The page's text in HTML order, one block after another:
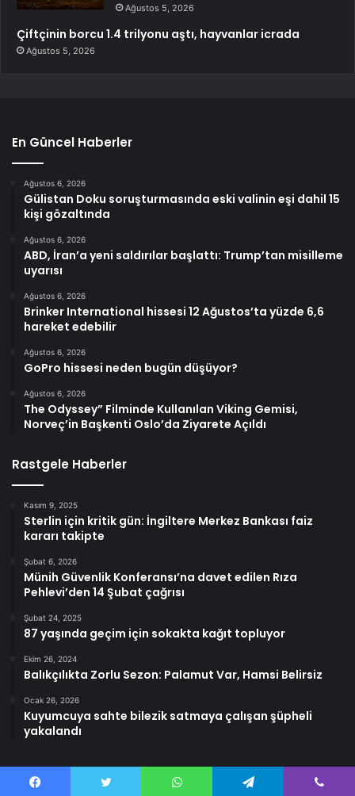
Ağustos 5, 2026
Çiftçinin borcu 1.4 trilyonu aştı, hayvanlar icrada
Ağustos 5, 2026
En Güncel Haberler
Ağustos 6, 2026
Gülistan Doku soruşturmasında eski valinin eşi dahil 15
kişi gözaltında
Ağustos 6, 2026
ABD, İran’a yeni saldırılar başlattı: Trump’tan misilleme
uyarısı
Ağustos 6, 2026
Brinker International hissesi 12 Ağustos’ta yüzde 6,6
hareket edebilir
Ağustos 6, 2026
GoPro hissesi neden bugün düşüyor?
Ağustos 6, 2026
The Odyssey” Filminde Kullanılan Viking Gemisi,
Norveç’in Başkenti Oslo’da Ziyarete Açıldı
Rastgele Haberler
Kasım 9, 2025
Sterlin için kritik gün: İngiltere Merkez Bankası faiz
kararı takipte
Şubat 6, 2026
Münih Güvenlik Konferansı’na davet edilen Rıza
Pehlevi’den 14 Şubat çağrısı
Şubat 24, 2025
87 yaşında geçim için sokakta kağıt topluyor
Ekim 26, 2024
Balıkçılıkta Zorlu Sezon: Palamut Var, Hamsi Belirsiz
Ocak 26, 2026
Kuyumcuya sahte bilezik satmaya çalışan şüpheli
yakalandı